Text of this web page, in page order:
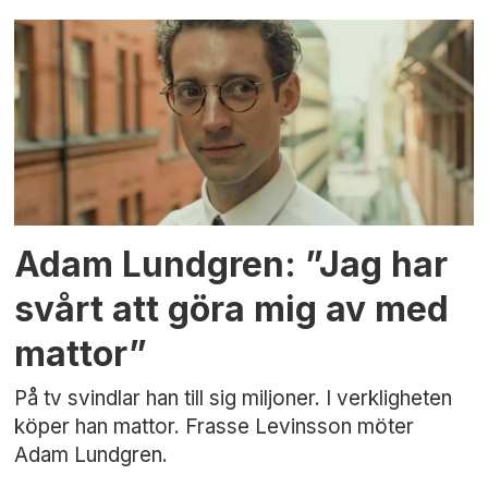
Adam Lundgren: ”Jag har
svårt att göra mig av med
mattor”
På tv svindlar han till sig miljoner. I verkligheten
köper han mattor. Frasse Levinsson möter
Adam Lundgren.